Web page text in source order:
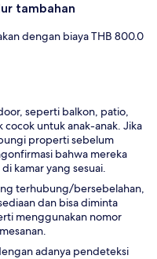
tambahan
dengan biaya THB 800.0
seperti balkon, patio,
untuk anak-anak. Jika
properti sebelum
bahwa mereka
kamar yang sesuai.
terhubung/bersebelahan,
dan bisa diminta
menggunakan nomor
adanya pendeteksi